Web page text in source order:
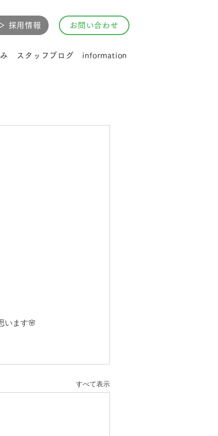
▷ 採用情報 お問い合わせ
スタッフブログ information
います🌸
すべて表示